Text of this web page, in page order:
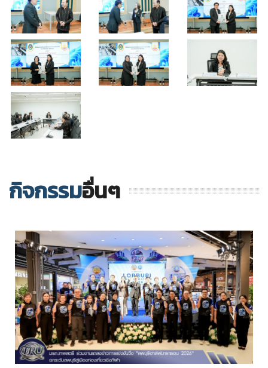
กิจกรรมอื่นๆ